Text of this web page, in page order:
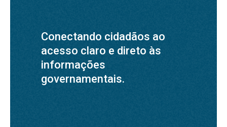
Conectando cidadãos ao
acesso claro e direto às
informações
governamentais.